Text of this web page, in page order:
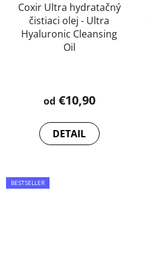
Coxir Ultra hydratačný
čistiaci olej - Ultra
Hyaluronic Cleansing
Oil
od €10,90
DETAIL
BESTSELLER